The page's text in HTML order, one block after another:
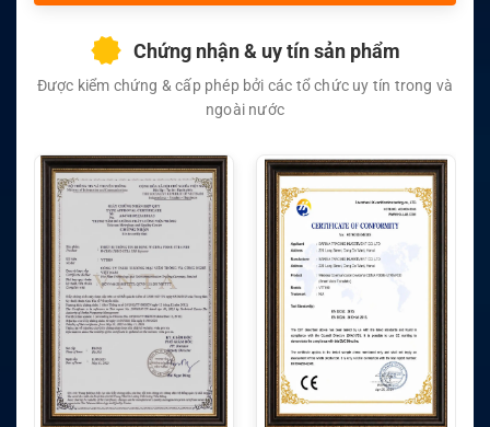
Chứng nhận & uy tín sản phẩm
Được kiểm chứng & cấp phép bởi các tổ chức uy tín trong và
ngoài nước